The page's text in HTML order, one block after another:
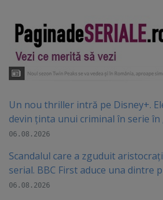
Un nou thriller intră pe Disney+.
devin ținta unui criminal în serie în
06.08.2026
Scandalul care a zguduit
serial. BBC First aduce una dintre
06.08.2026